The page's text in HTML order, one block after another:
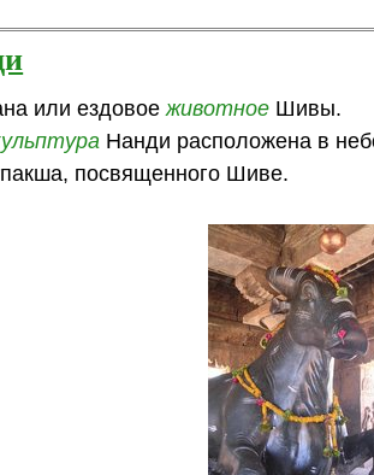
или ездовоеживотное Шивы.
Нанди расположена в
посвященного Шиве.